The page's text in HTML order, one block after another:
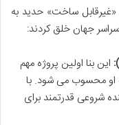
ساخت» حدید به
جهان خلق کردند:
این بنا اولین پروژه مهم
او محسوب می شود. با
شروعی قدرتمند برای